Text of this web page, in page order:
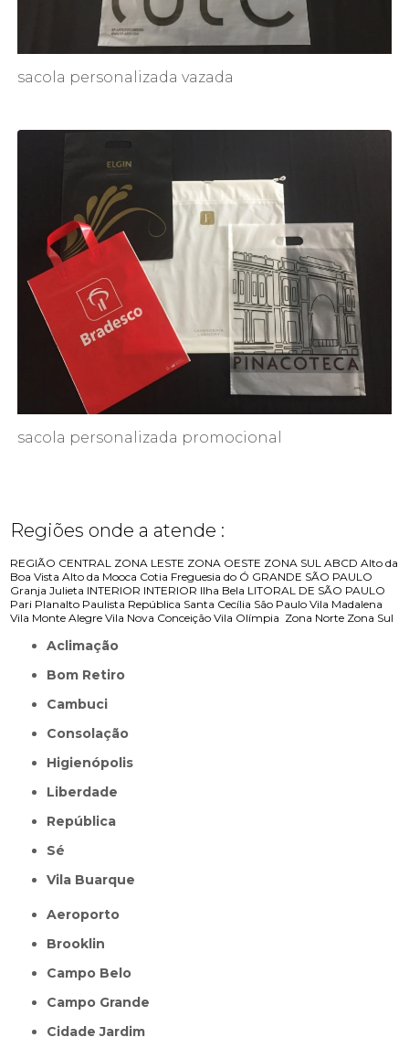
sacola personalizada vazada
sacola personalizada promocional
Regiões onde a atende :
REGIÃO CENTRAL ZONA LESTE ZONA OESTE ZONA SUL ABCD Alto da
Boa Vista Alto da Mooca Cotia Freguesia do Ó GRANDE SÃO PAULO
Granja Julieta INTERIOR INTERIOR Ilha Bela LITORAL DE SÃO PAULO
Pari Planalto Paulista República Santa Cecília São Paulo Vila Madalena
Vila Monte Alegre Vila Nova Conceição Vila Olímpia Zona Norte Zona Sul
Aclimação
Bom Retiro
Cambuci
Consolação
Higienópolis
Liberdade
República
Sé
Vila Buarque
Aeroporto
Brooklin
Campo Belo
Campo Grande
Cidade Jardim